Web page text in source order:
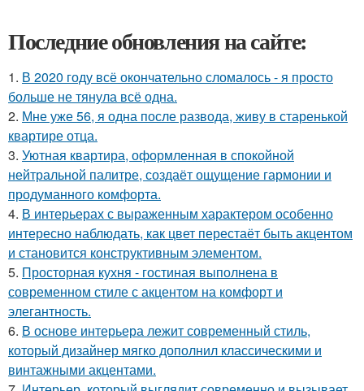
Последние обновления на сайте:
1. В 2020 году всё окончательно сломалось - я просто
больше не тянула всё одна.
2. Мне уже 56, я одна после развода, живу в старенькой
квартире отца.
3. Уютная квартира, оформленная в спокойной
нейтральной палитре, создаёт ощущение гармонии и
продуманного комфорта.
4. В интерьерах с выраженным характером особенно
интересно наблюдать, как цвет перестаёт быть акцентом
и становится конструктивным элементом.
5. Просторная кухня - гостиная выполнена в
современном стиле с акцентом на комфорт и
элегантность.
6. В основе интерьера лежит современный стиль,
который дизайнер мягко дополнил классическими и
винтажными акцентами.